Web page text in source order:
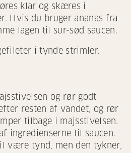
klar og skæres i
Hvis du bruger ananas fra
lagen til sur-sød saucen.
i tynde strimler.
og rør godt
resten af vandet, og rør
tilbage i majsstivelsen.
ingredienserne til saucen.
være tynd, men den tykner,